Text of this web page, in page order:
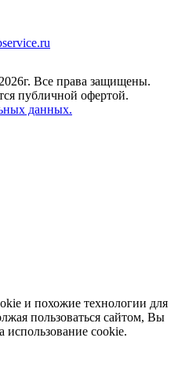
Все права защищены.
публичной офертой.
данных.
и похожие технологии для
пользоваться сайтом, Вы
использование cookie.